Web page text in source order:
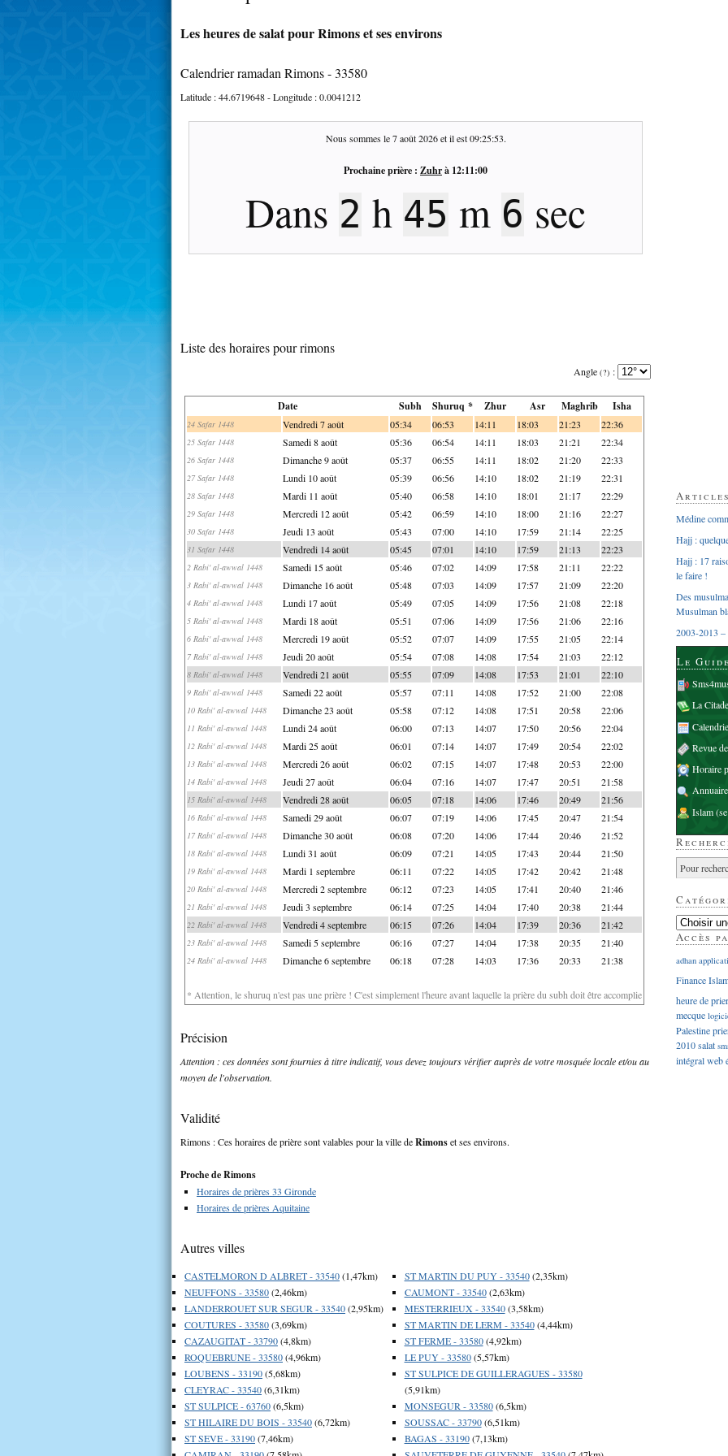
Les heures de salat pour Rimons et ses environs
Calendrier ramadan Rimons - 33580
Latitude :44.6719648- Longitude :0.0041212
Nous sommes le7 août 2026et il est09:25:54.
Prochaine prière : Zuhrà 12:11:00
Dans 2 h 45 m 5 sec
Liste des horaires pour rimons
Angle (?) :
Date Subh Shuruq * Zhur Asr Maghrib Isha
24 Safar 1448 Vendredi 7 août 05:34 06:53 14:11 18:03 21:23 22:36
25 Safar 1448 Samedi 8 août 05:36 06:54 14:11 18:03 21:21 22:34
26 Safar 1448 Dimanche 9 août 05:37 06:55 14:11 18:02 21:20 22:33
27 Safar 1448 Lundi 10 août 05:39 06:56 14:10 18:02 21:19 22:31
28 Safar 1448 Mardi 11 août 05:40 06:58 14:10 18:01 21:17 22:29
29 Safar 1448 Mercredi 12 août 05:42 06:59 14:10 18:00 21:16 22:27
30 Safar 1448 Jeudi 13 août 05:43 07:00 14:10 17:59 21:14 22:25
31 Safar 1448 Vendredi 14 août 05:45 07:01 14:10 17:59 21:13 22:23
2 Rabi' al-awwal 1448 Samedi 15 août 05:46 07:02 14:09 17:58 21:11 22:22
3 Rabi' al-awwal 1448 Dimanche 16 août 05:48 07:03 14:09 17:57 21:09 22:20
4 Rabi' al-awwal 1448 Lundi 17 août 05:49 07:05 14:09 17:56 21:08 22:18
5 Rabi' al-awwal 1448 Mardi 18 août 05:51 07:06 14:09 17:56 21:06 22:16
6 Rabi' al-awwal 1448 Mercredi 19 août 05:52 07:07 14:09 17:55 21:05 22:14
7 Rabi' al-awwal 1448 Jeudi 20 août 05:54 07:08 14:08 17:54 21:03 22:12
8 Rabi' al-awwal 1448 Vendredi 21 août 05:55 07:09 14:08 17:53 21:01 22:10
9 Rabi' al-awwal 1448 Samedi 22 août 05:57 07:11 14:08 17:52 21:00 22:08
10 Rabi' al-awwal 1448 Dimanche 23 août 05:58 07:12 14:08 17:51 20:58 22:06
11 Rabi' al-awwal 1448 Lundi 24 août 06:00 07:13 14:07 17:50 20:56 22:04
12 Rabi' al-awwal 1448 Mardi 25 août 06:01 07:14 14:07 17:49 20:54 22:02
13 Rabi' al-awwal 1448 Mercredi 26 août 06:02 07:15 14:07 17:48 20:53 22:00
14 Rabi' al-awwal 1448 Jeudi 27 août 06:04 07:16 14:07 17:47 20:51 21:58
15 Rabi' al-awwal 1448 Vendredi 28 août 06:05 07:18 14:06 17:46 20:49 21:56
16 Rabi' al-awwal 1448 Samedi 29 août 06:07 07:19 14:06 17:45 20:47 21:54
17 Rabi' al-awwal 1448 Dimanche 30 août 06:08 07:20 14:06 17:44 20:46 21:52
18 Rabi' al-awwal 1448 Lundi 31 août 06:09 07:21 14:05 17:43 20:44 21:50
19 Rabi' al-awwal 1448 Mardi 1 septembre 06:11 07:22 14:05 17:42 20:42 21:48
20 Rabi' al-awwal 1448 Mercredi 2 septembre 06:12 07:23 14:05 17:41 20:40 21:46
21 Rabi' al-awwal 1448 Jeudi 3 septembre 06:14 07:25 14:04 17:40 20:38 21:44
22 Rabi' al-awwal 1448 Vendredi 4 septembre 06:15 07:26 14:04 17:39 20:36 21:42
23 Rabi' al-awwal 1448 Samedi 5 septembre 06:16 07:27 14:04 17:38 20:35 21:40
24 Rabi' al-awwal 1448 Dimanche 6 septembre 06:18 07:28 14:03 17:36 20:33 21:38
* Attention, le shuruq n'est pas une prière ! C'est simplement l'heure avant laquelle la prière du subh doit être accomplie
Précision
Attention : ces données sont fournies à titre indicatif, vous devez toujours vérifier auprès de votre mosquée locale et/ou au
moyen de l'observation.
Validité
Rimons : Ces horaires de prière sont valables pour la ville deRimonset ses environs.
Proche de Rimons
Horaires de prières 33 Gironde
Horaires de prières Aquitaine
Autres villes
CASTELMORON D ALBRET - 33540(1,47km)
NEUFFONS - 33580(2,46km)
LANDERROUET SUR SEGUR - 33540(2,95km)
COUTURES - 33580(3,69km)
CAZAUGITAT - 33790(4,8km)
ROQUEBRUNE - 33580(4,96km)
LOUBENS - 33190(5,68km)
CLEYRAC - 33540(6,31km)
ST SULPICE - 63760(6,5km)
ST HILAIRE DU BOIS - 33540(6,72km)
ST SEVE - 33190(7,46km)
ST MARTIN DU PUY - 33540(2,35km)
CAUMONT - 33540(2,63km)
MESTERRIEUX - 33540(3,58km)
ST MARTIN DE LERM - 33540(4,44km)
ST FERME - 33580(4,92km)
LE PUY - 33580(5,57km)
ST SULPICE DE GUILLERAGUES - 33580
(5,91km)
MONSEGUR - 33580(6,5km)
SOUSSAC - 33790(6,51km)
BAGAS - 33190(7,13km)
Médine
Hajj :
Hajj : 17
le faire !
Des
Musulman
2003-2013 –
Le
La
Revue
Horaire
Islam
Accès
adhan
Finance
heure de
mecque
Palestine
2010salat
intégralweb